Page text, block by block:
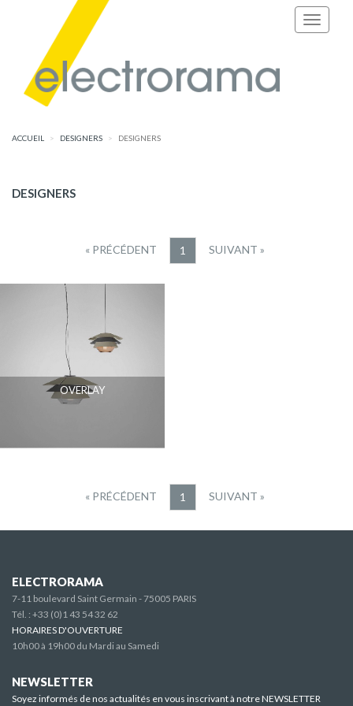
ACCUEIL DESIGNERS DESIGNERS
DESIGNERS
« PRÉCÉDENT 1 SUIVANT »
OVERLAY
« PRÉCÉDENT 1 SUIVANT »
ELECTRORAMA
7-11 boulevard Saint Germain - 75005 PARIS
Tél. : +33 (0)1 43 54 32 62
HORAIRES D'OUVERTURE
10h00 à 19h00 du Mardi au Samedi
NEWSLETTER
Soyez informés de nos actualités en vous inscrivant à notre NEWSLETTER